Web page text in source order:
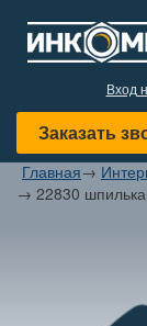
Вход
Заказать
Главная→
→ 22830 шпилька